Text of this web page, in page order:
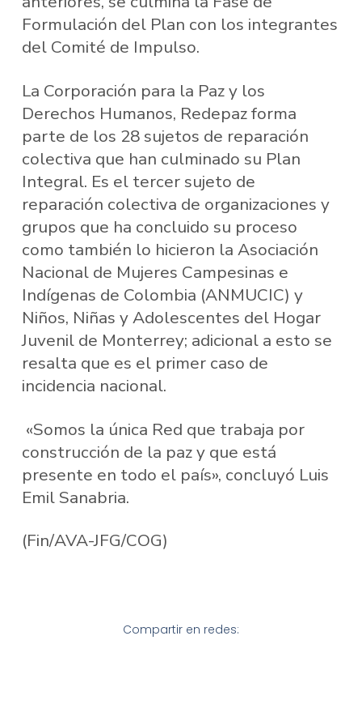
Formulación del Plan con los integrantes
del Comité de Impulso.
La Corporación para la Paz y los
Derechos Humanos, Redepaz forma
parte de los 28 sujetos de reparación
colectiva que han culminado su Plan
Integral. Es el tercer sujeto de
reparación colectiva de organizaciones y
grupos que ha concluido su proceso
como también lo hicieron la Asociación
Nacional de Mujeres Campesinas e
Indígenas de Colombia (ANMUCIC) y
Niños, Niñas y Adolescentes del Hogar
Juvenil de Monterrey; adicional a esto se
resalta que es el primer caso de
incidencia nacional.
«Somos la única Red que trabaja por
construcción de la paz y que está
presente en todo el país», concluyó Luis
Emil Sanabria.
(Fin/AVA-JFG/COG)
Compartir en redes: